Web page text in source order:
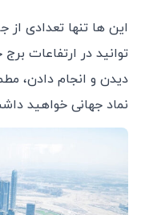
این ها تنها تعدادی
توانید در ارتفاعات
دیدن و انجام دادن،
نماد جهانی خواهید